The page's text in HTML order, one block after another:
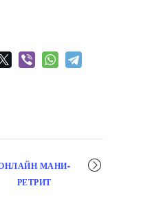
МАНИ-
РЕТРИТ